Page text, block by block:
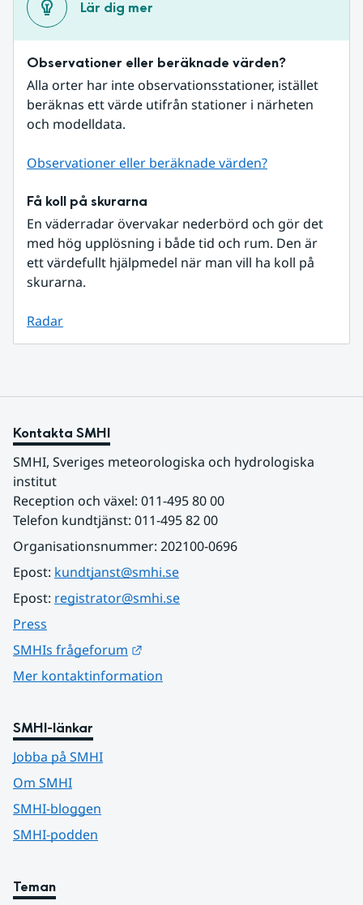
Lär dig mer
Observationer eller beräknade värden?
Alla orter har inte observationsstationer, istället
beräknas ett värde utifrån stationer i närheten
och modelldata.
Observationer eller beräknade värden?
Få koll på skurarna
En väderradar övervakar nederbörd och gör det
med hög upplösning i både tid och rum. Den är
ett värdefullt hjälpmedel när man vill ha koll på
skurarna.
Radar
Kontakta SMHI
SMHI, Sveriges meteorologiska och hydrologiska
institut
Reception och växel: 011-495 80 00
Telefon kundtjänst: 011-495 82 00
Organisationsnummer: 202100-0696
Epost: kundtjanst@smhi.se
Epost: registrator@smhi.se
Press
SMHIs frågeforum
Mer kontaktinformation
SMHI-länkar
Jobba på SMHI
Om SMHI
SMHI-bloggen
SMHI-podden
Teman